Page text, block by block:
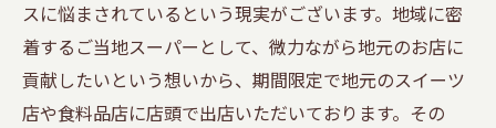
スに悩まされているという現実がございます。地域に密
着するご当地スーパーとして、微力ながら地元のお店に
貢献したいという想いから、期間限定で地元のスイーツ
店や食料品店に店頭で出店いただいております。その